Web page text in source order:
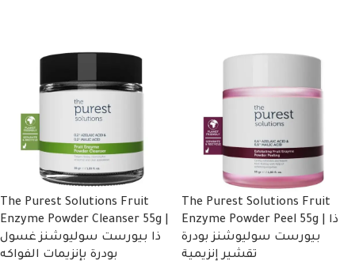
The Purest Solutions Fruit
Enzyme Powder Cleanser 55g |
ذا بيورست سوليوشنز غسول
بودرة بإنزيمات الفواكه
The Purest Solutions Fruit
Enzyme Powder Peel 55g | ذا
بيورست سوليوشنز بودرة
تقشير إنزيمية